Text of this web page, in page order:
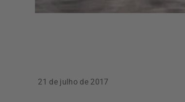
21 de julho de 2017